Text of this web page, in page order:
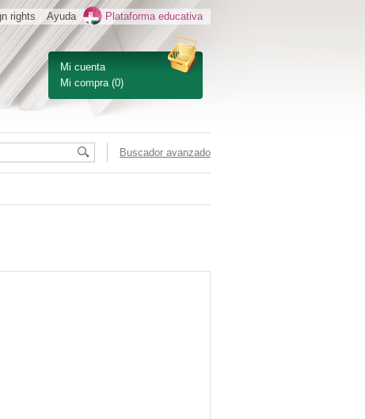
Mi cuenta
Mi compra (0)
rights Ayuda Plataforma educativa
Buscador avanzado